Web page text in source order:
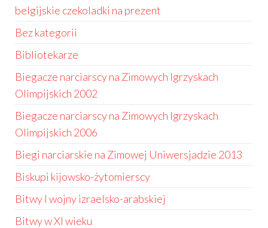
belgijskie czekoladki na prezent
Bez kategorii
Bibliotekarze
Biegacze narciarscy na Zimowych Igrzyskach
Olimpijskich 2002
Biegacze narciarscy na Zimowych Igrzyskach
Olimpijskich 2006
Biegi narciarskie na Zimowej Uniwersjadzie 2013
Biskupi kijowsko-żytomierscy
Bitwy I wojny izraelsko-arabskiej
Bitwy w XI wieku